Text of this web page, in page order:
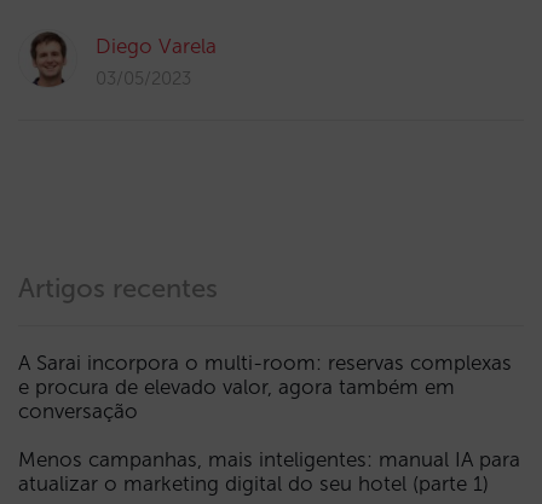
Diego Varela
03/05/2023
Artigos recentes
A Sarai incorpora o multi-room: reservas complexas
e procura de elevado valor, agora também em
conversação
Menos campanhas, mais inteligentes: manual IA para
atualizar o marketing digital do seu hotel (parte 1)